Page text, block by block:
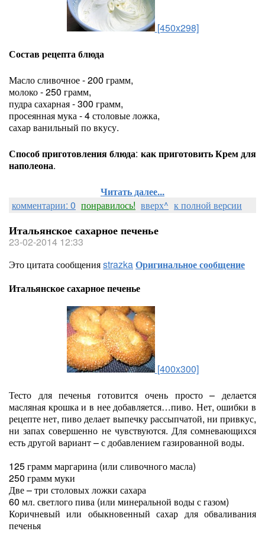
[450x298]
Состав рецепта блюда
Масло сливочное - 200 грамм,
молоко - 250 грамм,
пудра сахарная - 300 грамм,
просеянная мука - 4 столовые ложка,
сахар ванильный по вкусу.
Способ приготовления блюда: как приготовить Крем для
наполеона.
Читать далее...
комментарии: 0 понравилось! вверх^ к полной версии
Итальянское сахарное печенье
23-02-2014 12:33
Это цитата сообщенияstrazkaОригинальное сообщение
Итальянское сахарное печенье
[400x300]
Тесто для печенья готовится очень просто – делается
масляная крошка и в нее добавляется…пиво. Нет, ошибки в
рецепте нет, пиво делает выпечку рассыпчатой, ни привкус,
ни запах совершенно не чувствуются. Для сомневающихся
есть другой вариант – с добавлением газированной воды.
125 грамм маргарина (или сливочного масла)
250 грамм муки
Две – три столовых ложки сахара
60 мл. светлого пива (или минеральной воды с газом)
Коричневый или обыкновенный сахар для обваливания
печенья